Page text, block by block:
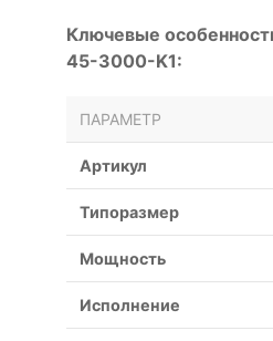
Ключевые
45-3000-K1:
ПАРАМЕТР
Артикул
Типоразмер
Мощность
Исполнение